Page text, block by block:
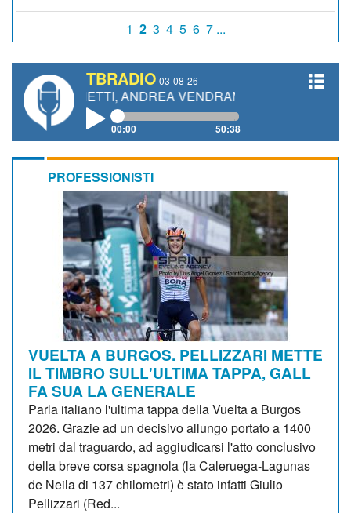
1 2 3 4 5 6 7 ...
TBRADIO 03-08-26
GIANETTI, ANDREA VENDRAME, FILIPPO FIORELLI
00:00 50:38
PROFESSIONISTI
VUELTA A BURGOS. PELLIZZARI METTE
IL TIMBRO SULL'ULTIMA TAPPA, GALL
FA SUA LA GENERALE
Parla italiano l'ultima tappa della Vuelta a Burgos
2026. Grazie ad un decisivo allungo portato a 1400
metri dal traguardo, ad aggiudicarsi l'atto conclusivo
della breve corsa spagnola (la Caleruega-Lagunas
de Neila di 137 chilometri) è stato infatti Giulio
Pellizzari (Red...